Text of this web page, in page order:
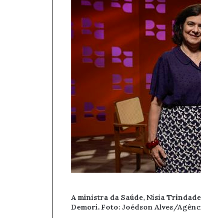
A ministra da Saúde, Nísia
Demori. Foto: Joédson Alves/